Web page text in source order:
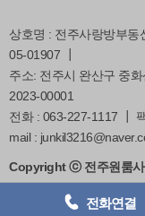
상호명 : 전주사랑방부
05-01907 ┃
주소: 전주시 완산구 중
2023-00001
전화 : 063-227-1117 ┃
mail :
Copyright ⓒ 전주원룸
063)
전화연결